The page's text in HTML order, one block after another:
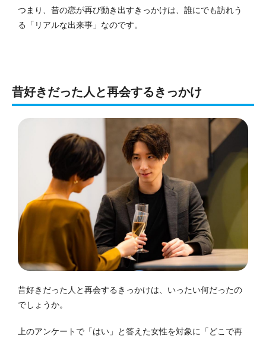
つまり、昔の恋が再び動き出すきっかけは、誰にでも訪れう
る「リアルな出来事」なのです。
昔好きだった人と再会するきっかけ
昔好きだった人と再会するきっかけは、いったい何だったの
でしょうか。
上のアンケートで「はい」と答えた女性を対象に「どこで再